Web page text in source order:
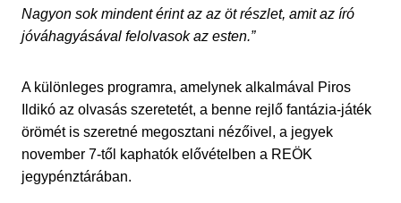
Nagyon sok mindent érint az az öt részlet, amit az író
jóváhagyásával felolvasok az esten.”
A különleges programra, amelynek alkalmával Piros
Ildikó az olvasás szeretetét, a benne rejlő fantázia-játék
örömét is szeretné megosztani nézőivel, a jegyek
november 7-től kaphatók elővételben a REÖK
jegypénztárában.